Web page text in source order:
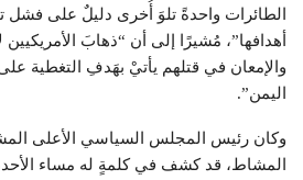
الطائرات واحدةً تلوَ أُخرى دليلٌ على فشل
أهدافها”، مُشيرًا إلى أن “ذهابَ
والإمعان في قتلهم يأتيْ بهَدفِ التغطية
اليمن”.
وكان رئيس المجلس السياسي الأعلى
المشاط، قد كشف في كلمةٍ له مساء